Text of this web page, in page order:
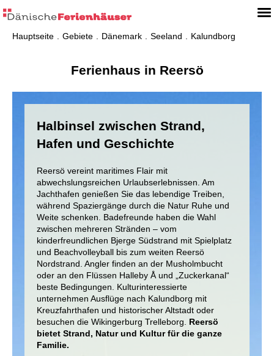
Hauptseite Gebiete Dänemark Seeland Kalundborg
Ferienhaus in Reersö
Halbinsel zwischen Strand,
Hafen und Geschichte
Reersö vereint maritimes Flair mit
abwechslungsreichen Urlaubserlebnissen. Am
Jachthafen genießen Sie das lebendige Treiben,
während Spaziergänge durch die Natur Ruhe und
Weite schenken. Badefreunde haben die Wahl
zwischen mehreren Stränden – vom
kinderfreundlichen Bjerge Südstrand mit Spielplatz
und Beachvolleyball bis zum weiten Reersö
Nordstrand. Angler finden an der Musholmbucht
oder an den Flüssen Halleby Å und „Zuckerkanal“
beste Bedingungen. Kulturinteressierte
unternehmen Ausflüge nach Kalundborg mit
Kreuzfahrthafen und historischer Altstadt oder
besuchen die Wikingerburg Trelleborg. Reersö
bietet Strand, Natur und Kultur für die ganze
Familie.